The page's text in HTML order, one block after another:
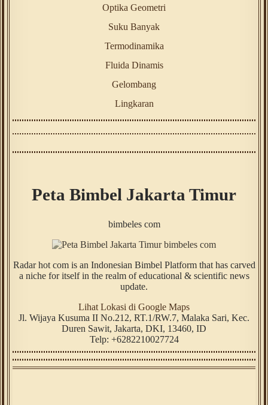
Optika Geometri
Suku Banyak
Termodinamika
Fluida Dinamis
Gelombang
Lingkaran
Peta Bimbel Jakarta Timur
bimbeles com
Radar hot com is an Indonesian Bimbel Platform that has carved
a niche for itself in the realm of educational & scientific news
update.
Lihat Lokasi di Google Maps
Jl. Wijaya Kusuma II No.212, RT.1/RW.7, Malaka Sari, Kec.
Duren Sawit, Jakarta, DKI, 13460, ID
Telp: +6282210027724